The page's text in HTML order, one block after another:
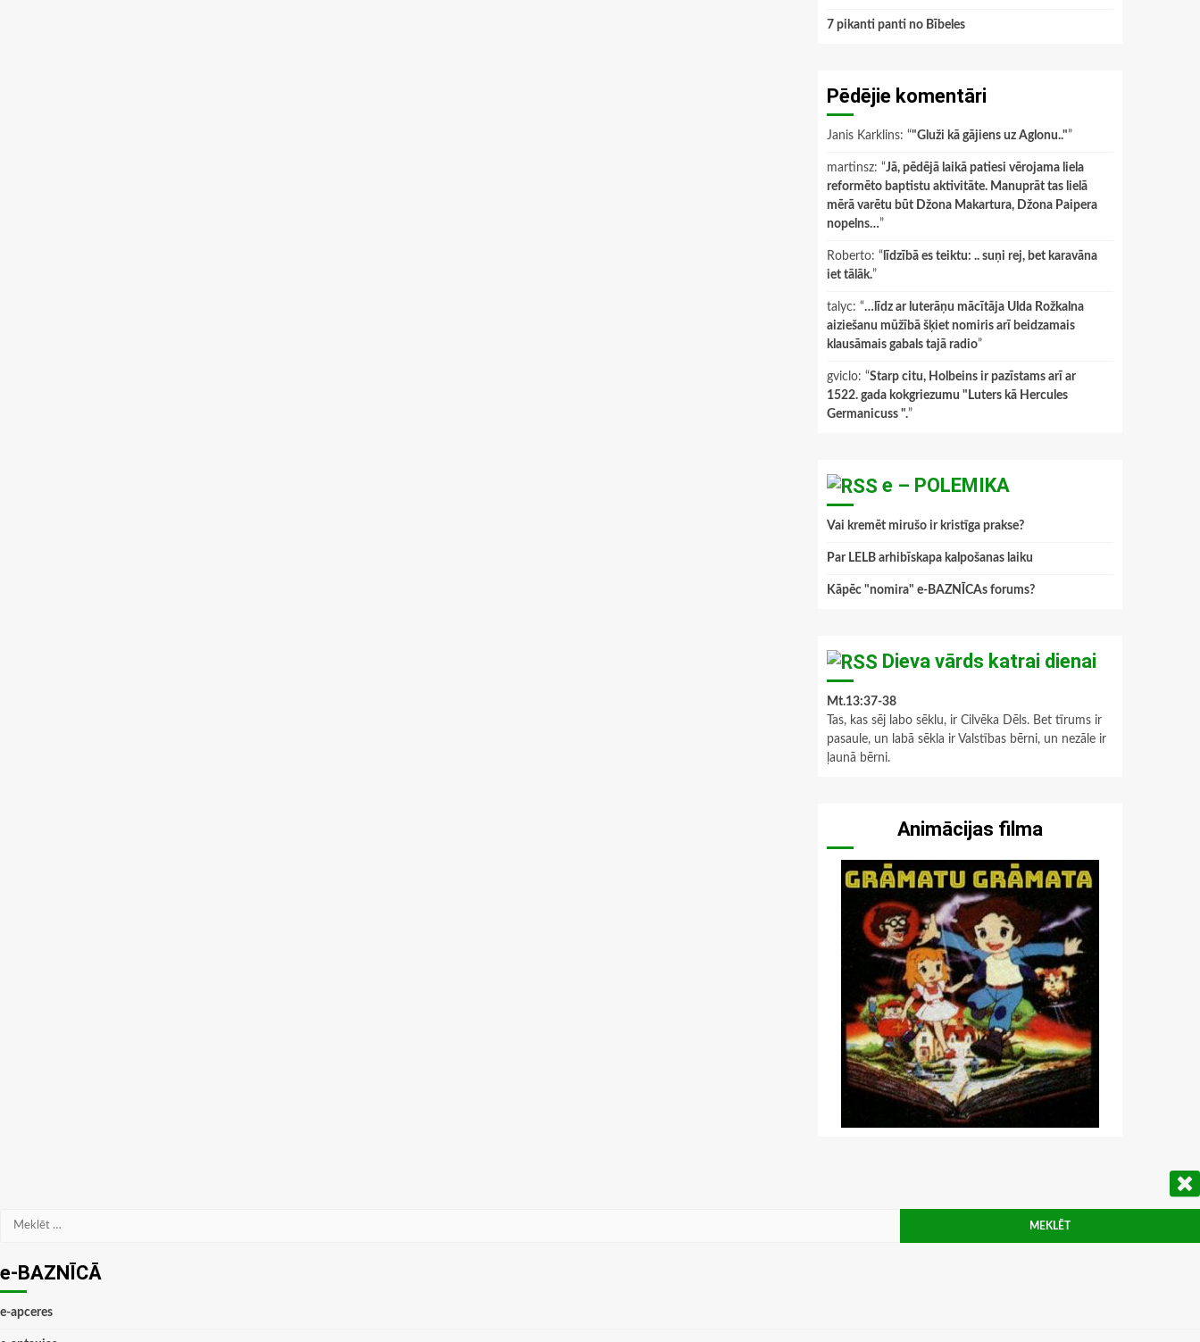
7 pikanti panti no Bībeles
Pēdējie komentāri
Janis Karklins: “"Gluži kā gājiens uz Aglonu.."”
martinsz: “Jā, pēdējā laikā patiesi vērojama liela
reformēto baptistu aktivitāte. Manuprāt tas lielā
mērā varētu būt Džona Makartura, Džona Paipera
nopelns…”
Roberto: “ līdzībā es teiktu: .. suņi rej, bet karavāna
iet tālāk.”
talyc: “…līdz ar luterāņu mācītāja Ulda Rožkalna
aiziešanu mūžībā šķiet nomiris arī beidzamais
klausāmais gabals tajā radio”
gviclo: “Starp citu, Holbeins ir pazīstams arī ar
1522. gada kokgriezumu "Luters kā Hercules
Germanicuss ".”
e – POLEMIKA
Vai kremēt mirušo ir kristīga prakse?
Par LELB arhibīskapa kalpošanas laiku
Kāpēc "nomira" e-BAZNĪCAs forums?
Dieva vārds katrai dienai
Mt.13:37-38
Tas, kas sēj labo sēklu, ir Cilvēka Dēls. Bet tīrums ir
pasaule, un labā sēkla ir Valstības bērni, un nezāle ir
ļaunā bērni.
Animācijas filma
Meklēt:
e-BAZNĪCĀ
e-apceres